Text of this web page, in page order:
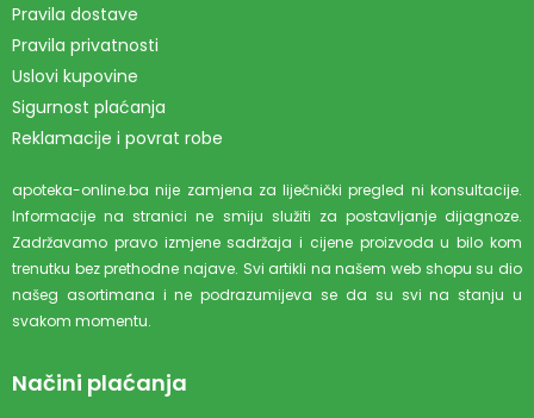
Pravila dostave
Pravila privatnosti
Uslovi kupovine
Sigurnost plaćanja
Reklamacije i povrat robe
apoteka-online.ba nije zamjena za liječnički pregled ni konsultacije.
Informacije na stranici ne smiju služiti za postavljanje dijagnoze.
Zadržavamo pravo izmjene sadržaja i cijene proizvoda u bilo kom
trenutku bez prethodne najave. Svi artikli na našem web shopu su dio
našeg asortimana i ne podrazumijeva se da su svi na stanju u
svakom momentu.
Načini plaćanja